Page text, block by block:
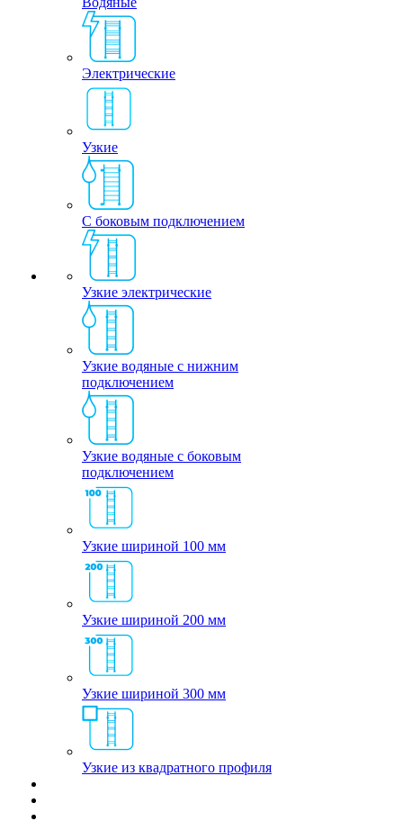
Электрические
Узкие
С боковым подключением
Узкие электрические
Узкие водяные с нижним
подключением
Узкие водяные с боковым
подключением
Узкие шириной 100 мм
Узкие шириной 200 мм
Узкие шириной 300 мм
Узкие из квадратного профиля